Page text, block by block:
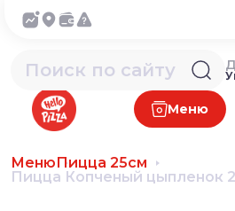
Меню
МенюПицца 25см
Пицца Копченый цыпленок